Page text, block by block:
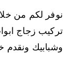
نوفر لكم من
تركيب زجاج
وشبابيك ونقدم